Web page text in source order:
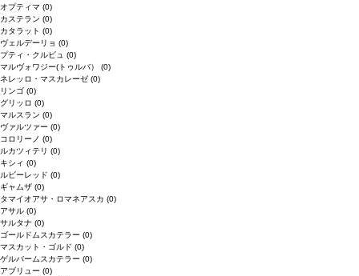
オプティマ (0)
カステラン (0)
カタラット (0)
ヴェルデーリョ (0)
プティ・クルビュ (0)
マルヴォワジー(トゥルバ） (0)
ネレッロ・マスカレーゼ (0)
リンゴ (0)
グリッロ (0)
マルスラン (0)
ヴァルツァー (0)
コロリーノ (0)
ルカツィテリ (0)
キシィ (0)
ルビーレッド (0)
ギャムザ (0)
タマイオアサ・ロマネアスカ (0)
アサル (0)
サルタナ (0)
ゴールドムスカテラー (0)
マスカット・ゴルド (0)
ゲルバームスカテラー (0)
アブリュー (0)